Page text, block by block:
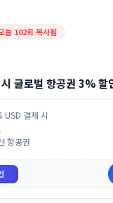
늘 102회 복사됨
글로벌 항공권 3% 할
USD 결제 시
항공권